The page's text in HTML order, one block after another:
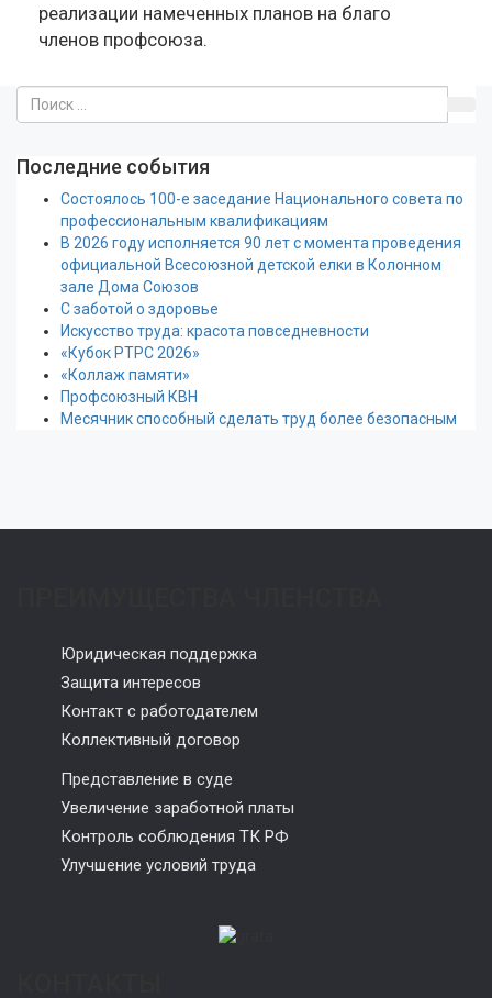
реализации намеченных планов на благо
членов профсоюза.
Последние события
Состоялось 100-е заседание Национального совета по
профессиональным квалификациям
В 2026 году исполняется 90 лет с момента проведения
официальной Всесоюзной детской елки в Колонном
зале Дома Союзов
С заботой о здоровье
Искусство труда: красота повседневности
«Кубок РТРС 2026»
«Коллаж памяти»
Профсоюзный КВН
Месячник способный сделать труд более безопасным
Юридическая поддержка
Защита интересов
Контакт с работодателем
Коллективный договор
Представление в суде
Увеличение заработной платы
Контроль соблюдения ТК РФ
Улучшение условий труда